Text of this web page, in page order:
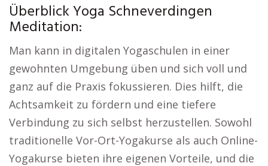
Überblick Yoga Schneverdingen
Meditation:
Man kann in digitalen Yogaschulen in einer
gewohnten Umgebung üben und sich voll und
ganz auf die Praxis fokussieren. Dies hilft, die
Achtsamkeit zu fördern und eine tiefere
Verbindung zu sich selbst herzustellen. Sowohl
traditionelle Vor-Ort-Yogakurse als auch Online-
Yogakurse bieten ihre eigenen Vorteile, und die